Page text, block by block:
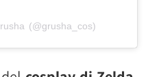
(@grusha_cos)